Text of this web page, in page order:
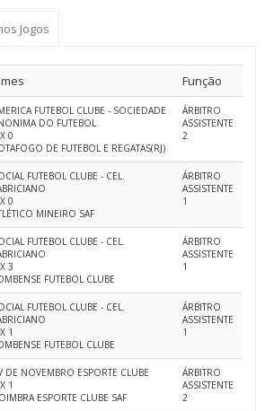
Jogos
Função
FUTEBOL CLUBE - SOCIEDADE
DO FUTEBOL
0
DE FUTEBOL E REGATAS(RJ)
ÁRBITRO
ASSISTENTE
2
FUTEBOL CLUBE - CEL.
0
MINEIRO SAF
ÁRBITRO
ASSISTENTE
1
FUTEBOL CLUBE - CEL.
3
FUTEBOL CLUBE
ÁRBITRO
ASSISTENTE
1
FUTEBOL CLUBE - CEL.
1
FUTEBOL CLUBE
ÁRBITRO
ASSISTENTE
1
DE NOVEMBRO ESPORTE CLUBE
1
ESPORTE CLUBE SAF
ÁRBITRO
ASSISTENTE
2